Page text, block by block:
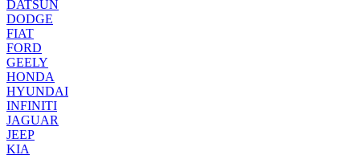
DATSUN
DODGE
FIAT
FORD
GEELY
HONDA
HYUNDAI
INFINITI
JAGUAR
JEEP
KIA